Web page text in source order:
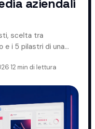
scelta tra
e i 5 pilastri di una
·12 min di lettura